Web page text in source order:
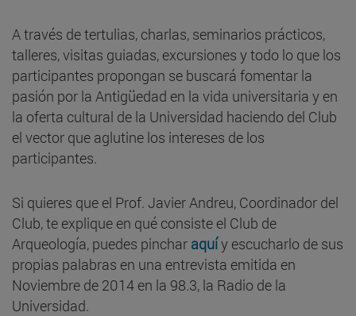
A través de tertulias, charlas, seminarios prácticos,
talleres, visitas guiadas, excursiones y todo lo que los
participantes propongan se buscará fomentar la
pasión por la Antigüedad en la vida universitaria y en
la oferta cultural de la Universidad haciendo del Club
el vector que aglutine los intereses de los
participantes.
Si quieres que el Prof. Javier Andreu, Coordinador del
Club, te explique en qué consiste el Club de
Arqueología, puedes pinchar aquíy escucharlo de sus
propias palabras en una entrevista emitida en
Noviembre de 2014 en la 98.3, la Radio de la
Universidad.